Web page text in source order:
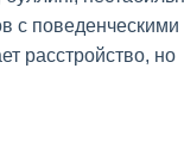
с поведенческими
расстройство, но